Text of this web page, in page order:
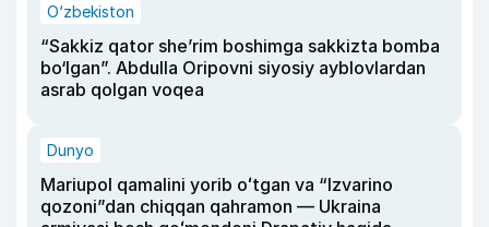
O‘zbekiston
“Sakkiz qator she’rim boshimga sakkizta bomba
bo‘lgan”. Abdulla Oripovni siyosiy ayblovlardan
asrab qolgan voqea
Dunyo
Mariupol qamalini yorib oʻtgan va “Izvarino
qozoni”dan chiqqan qahramon — Ukraina